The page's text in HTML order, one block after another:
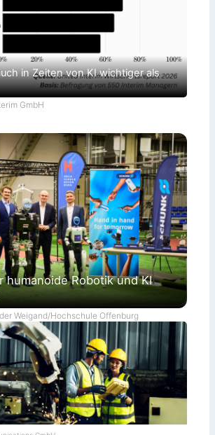
in Zeiten von KI wichtiger als
GmbH
humanoide Robotik und KI
Weigand/Hochschule Offenburg